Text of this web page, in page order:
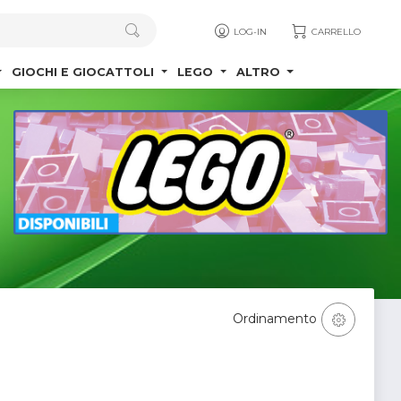
LOG-IN CARRELLO
GIOCHI E GIOCATTOLI LEGO ALTRO
Ordinamento